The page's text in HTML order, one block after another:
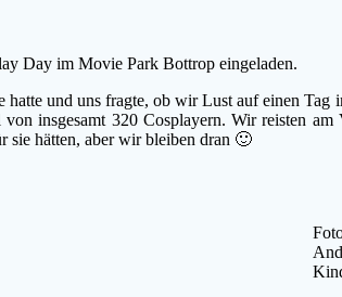
Day im Movie Park Bottrop eingeladen.
und uns fragte, ob wir Lust auf einen Tag
insgesamt 320 Cosplayern. Wir reisten
sie hätten, aber wir bleiben dran 🙂